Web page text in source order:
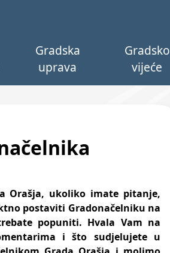
Gradska
uprava
Gradsko
vijeće
Orašja, ukoliko imate pitanje,
postaviti Gradonačelniku na
popuniti. Hvala Vam na
i što sudjelujete u